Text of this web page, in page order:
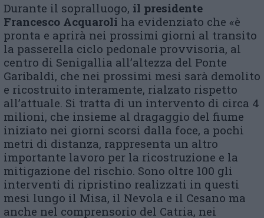
Durante il sopralluogo, il presidente
Francesco Acquaroli ha evidenziato che «è
pronta e aprirà nei prossimi giorni al transito
la passerella ciclo pedonale provvisoria, al
centro di Senigallia all’altezza del Ponte
Garibaldi, che nei prossimi mesi sarà demolito
e ricostruito interamente, rialzato rispetto
all’attuale. Si tratta di un intervento di circa 4
milioni, che insieme al dragaggio del fiume
iniziato nei giorni scorsi dalla foce, a pochi
metri di distanza, rappresenta un altro
importante lavoro per la ricostruzione e la
mitigazione del rischio. Sono oltre 100 gli
interventi di ripristino realizzati in questi
mesi lungo il Misa, il Nevola e il Cesano ma
anche nel comprensorio del Catria, nei